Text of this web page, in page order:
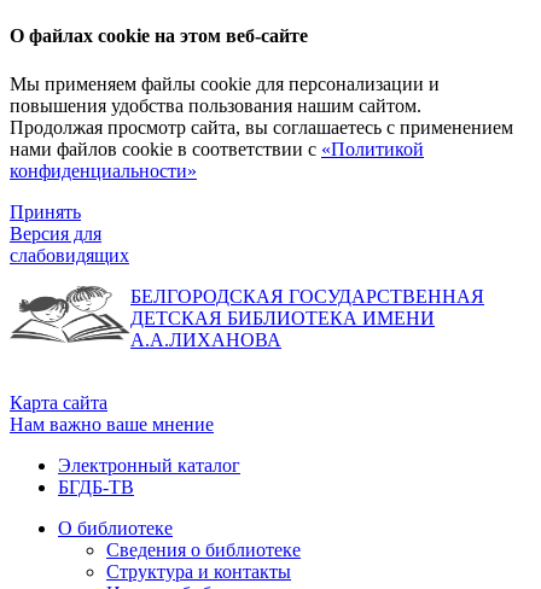
О файлах cookie на этом веб-сайте
Мы применяем файлы cookie для персонализации и
повышения удобства пользования нашим сайтом.
Продолжая просмотр сайта, вы соглашаетесь с применением
нами файлов cookie в соответствии с «Политикой
конфиденциальности»
Принять
Версия для
слабовидящих
БЕЛГОРОДСКАЯ ГОСУДАРСТВЕННАЯ
ДЕТСКАЯ БИБЛИОТЕКА ИМЕНИ
А.А.ЛИХАНОВА
Карта сайта
Нам важно ваше мнение
Электронный каталог
БГДБ-ТВ
О библиотеке
Сведения о библиотеке
Структура и контакты